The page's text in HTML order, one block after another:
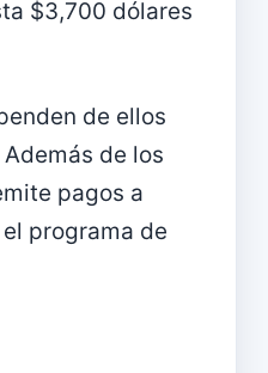
$3,700 dólares
de ellos
de los
pagos a
programa de